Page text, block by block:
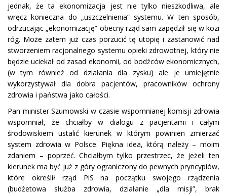
jednak, że ta ekonomizacja jest nie tylko nieszkodliwa, ale
wręcz konieczna do „uszczelnienia” systemu. W ten sposób,
odrzucając „ekonomizację” obecny rząd sam zapędził się w kozi
róg. Może zatem już czas porzucić tę utopię i zastanowić nad
stworzeniem racjonalnego systemu opieki zdrowotnej, który nie
będzie uciekał od zasad ekonomii, od bodźców ekonomicznych,
(w tym również od działania dla zysku) ale je umiejętnie
wykorzystywał dla dobra pacjentów, pracowników ochrony
zdrowia i państwa jako całości.
Pan minister Szumowski w czasie wspomnianej komisji zdrowia
wspomniał, że chciałby w dialogu z pacjentami i całym
środowiskiem ustalić kierunek w którym powinien zmierzać
system zdrowia w Polsce. Piękna idea, którą należy – moim
zdaniem – poprzeć. Chciałbym tylko przestrzec, że jeżeli ten
kierunek ma być już z góry ograniczony do pewnych pryncypiów,
które określił rząd PiS na początku swojego rządzenia
(budżetowa służba zdrowia, działanie „dla misji”, brak